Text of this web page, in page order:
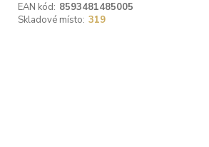
EAN kód: 8593481485005
Skladové místo: 319